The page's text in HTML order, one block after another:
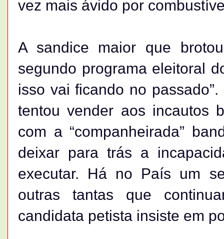
vez mais ávido por
A sandice maior que
segundo programa eleitoral
isso vai ficando no
tentou vender aos incautos
com a “companheirada”
deixar para trás a
executar. Há no País um
outras tantas que
candidata petista insiste em